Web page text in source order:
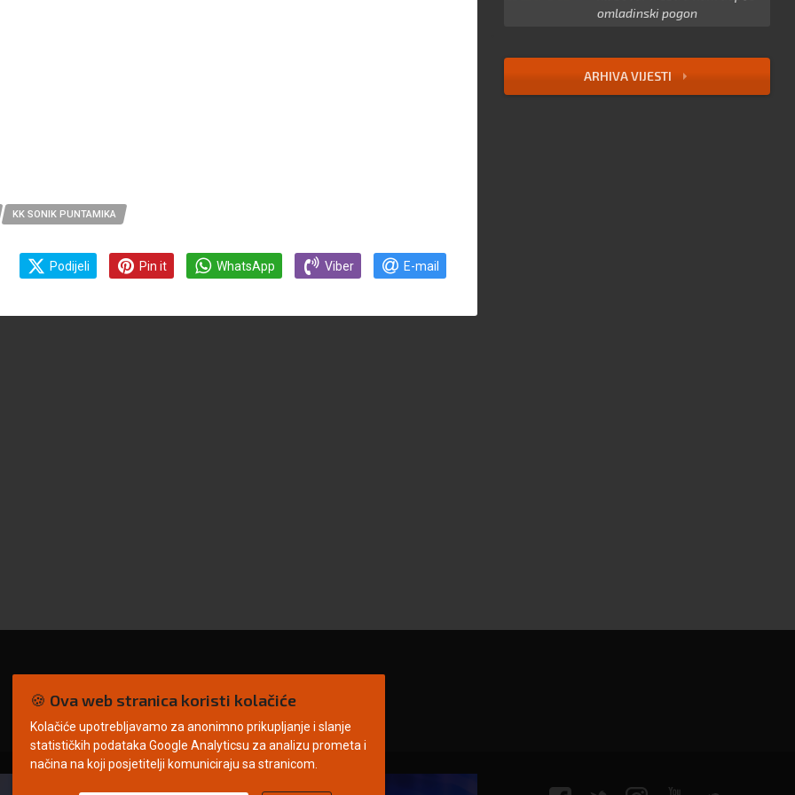
KK SONIK PUNTAMIKA
Podijeli Pin it WhatsApp Viber E-mail
omladinski pogon
ARHIVA VIJESTI
🍪 Ova web stranica koristi kolačiće
Kolačiće upotrebljavamo za anonimno prikupljanje i slanje
statističkih podataka Google Analyticsu za analizu prometa i
načina na koji posjetitelji komuniciraju sa stranicom.